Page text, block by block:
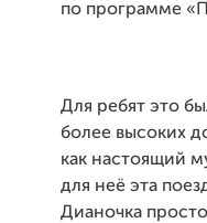
по программе
Для ребят это
более высоких
как настоящий
для неё эта
Дианочка